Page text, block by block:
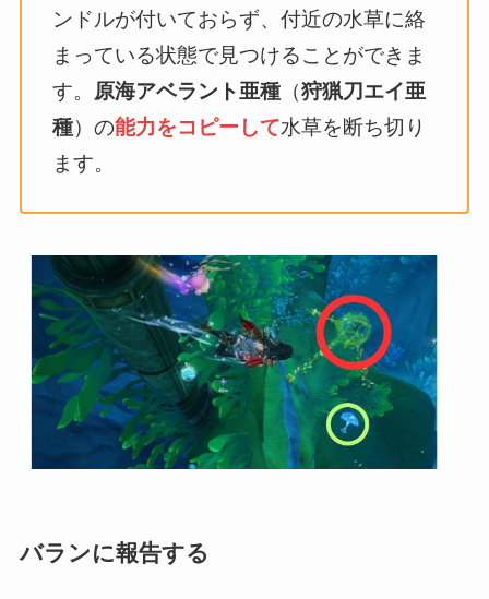
ンドルが付いておらず、付近の水草に絡
まっている状態で見つけることができま
す。 原海アベラント亜種 （狩猟刀エイ亜
種）の能力をコピーして水草を断ち切り
ます。
バランに報告する